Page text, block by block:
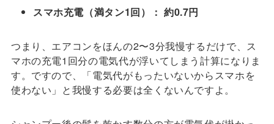
スマホ充電（満タン1回）： 約0.7円
つまり、エアコンをほんの2〜3分我慢するだけで、ス
マホの充電1回分の電気代が浮いてしまう計算になりま
す。ですので、「電気代がもったいないからスマホを
使わない」と我慢する必要は全くないんですよ。